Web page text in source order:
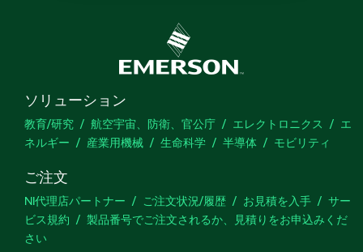
ソリューション
教育/研究 航空宇宙、防衛、官公庁 エレクトロニクス
エ
ネルギー
産業用機械 生命科学 半導体 モビリティ
ご注文
NI代理店パートナー ご注文状況/履歴 お見積を入手
サー
ビス規約
製品番号でご注文されるか、見積りをお申込みくだ
さい